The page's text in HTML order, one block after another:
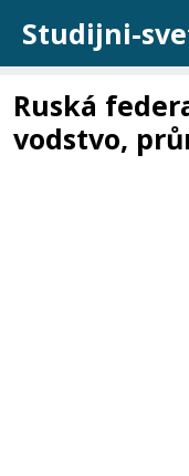
obsah
Studijni-
Ruská
vodstvo,